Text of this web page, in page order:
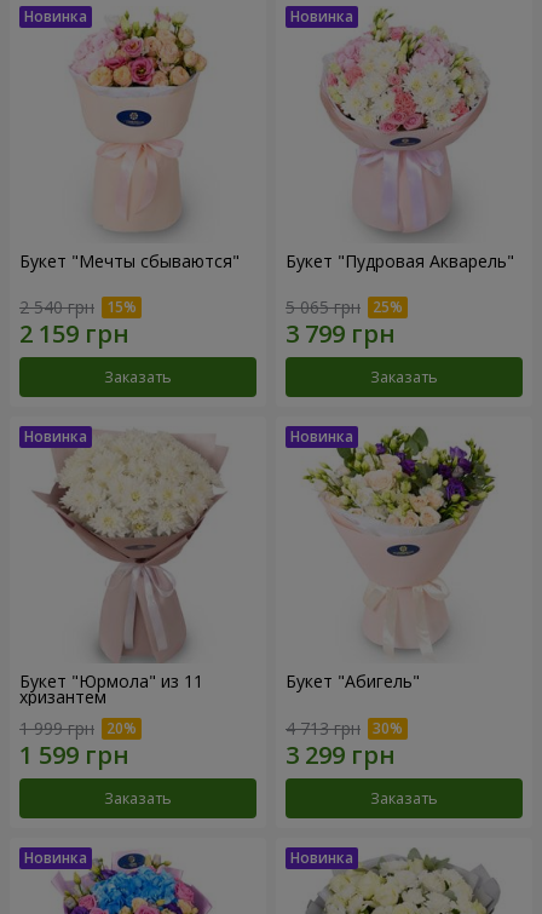
Букет "Мечты сбываются"
2 540 грн
Заказать
Букет "Пудровая Акварель"
5 065 грн
Заказать
Букет "Юрмола" из 11
хризантем
1 999 грн
Заказать
Букет "Абигель"
4 713 грн
Заказать